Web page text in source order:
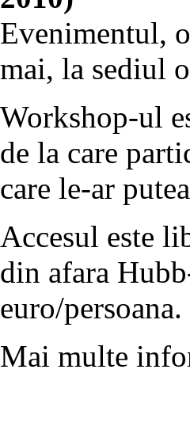
Evenimentul,
mai, la sediul
Workshop-ul
de la care
care le-ar
Accesul este
din afara
euro/persoana.
Mai multe